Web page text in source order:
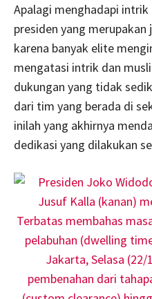
Apalagi menghadapi
presiden yang
karena banyak elite
mengatasi intrik dan
dukungan yang tidak
dari tim yang berada di
inilah yang akhirnya
dedikasi yang dilakukan